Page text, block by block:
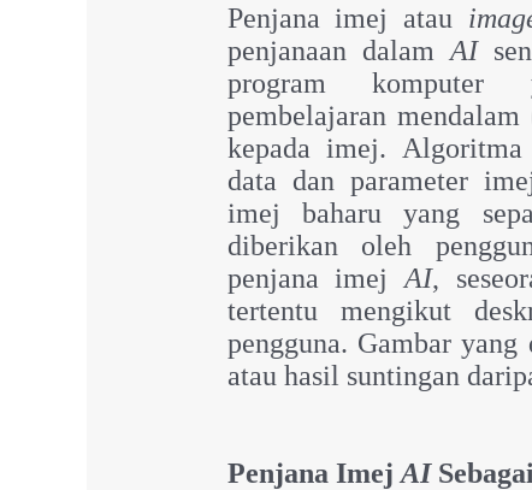
Penjana imej atau
penjanaan dalamAI
program komputer
pembelajaran mendalam
kepada imej.
data dan parameter
imej baharu yang
diberikan oleh
penjana imej AI,
tertentu mengikut
pengguna. Gambar
atau hasil suntingan
Penjana Imej AI